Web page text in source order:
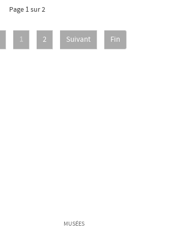
Page 1 sur 2
1 2 Suivant Fin
MUSÉES